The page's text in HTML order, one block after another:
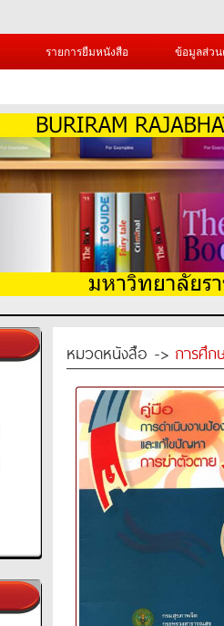
รายการยืมหนังสือ ข้อมูลส่ว
หมวดหนังสือ -> การศึก